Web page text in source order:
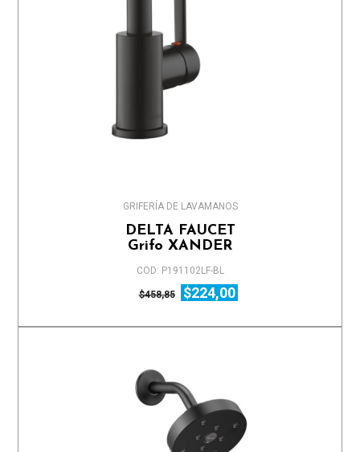
GRIFERÍA DE LAVAMANOS
DELTA FAUCET
Grifo XANDER
COD: P191102LF-BL
$458,85 $224,00